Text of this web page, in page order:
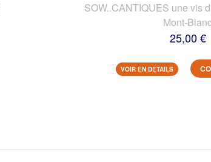
SOW..CANTIQUES une vis
Mont-
25,00 €
VOIR EN DETAILS